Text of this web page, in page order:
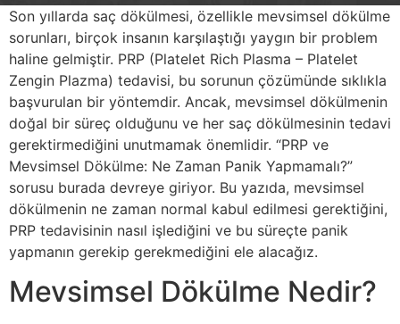
Son yıllarda saç dökülmesi, özellikle mevsimsel dökülme
sorunları, birçok insanın karşılaştığı yaygın bir problem
haline gelmiştir. PRP (Platelet Rich Plasma – Platelet
Zengin Plazma) tedavisi, bu sorunun çözümünde sıklıkla
başvurulan bir yöntemdir. Ancak, mevsimsel dökülmenin
doğal bir süreç olduğunu ve her saç dökülmesinin tedavi
gerektirmediğini unutmamak önemlidir. “PRP ve
Mevsimsel Dökülme: Ne Zaman Panik Yapmamalı?”
sorusu burada devreye giriyor. Bu yazıda, mevsimsel
dökülmenin ne zaman normal kabul edilmesi gerektiğini,
PRP tedavisinin nasıl işlediğini ve bu süreçte panik
yapmanın gerekip gerekmediğini ele alacağız.
Mevsimsel Dökülme Nedir?